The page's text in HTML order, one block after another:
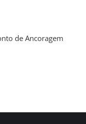
de Ancoragem